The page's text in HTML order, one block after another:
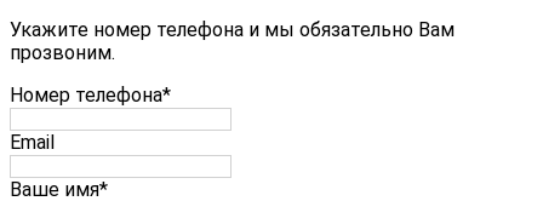
Укажите номер телефона и мы обязательно Вам
прозвоним.
Номер телефона*
Email
Ваше имя*